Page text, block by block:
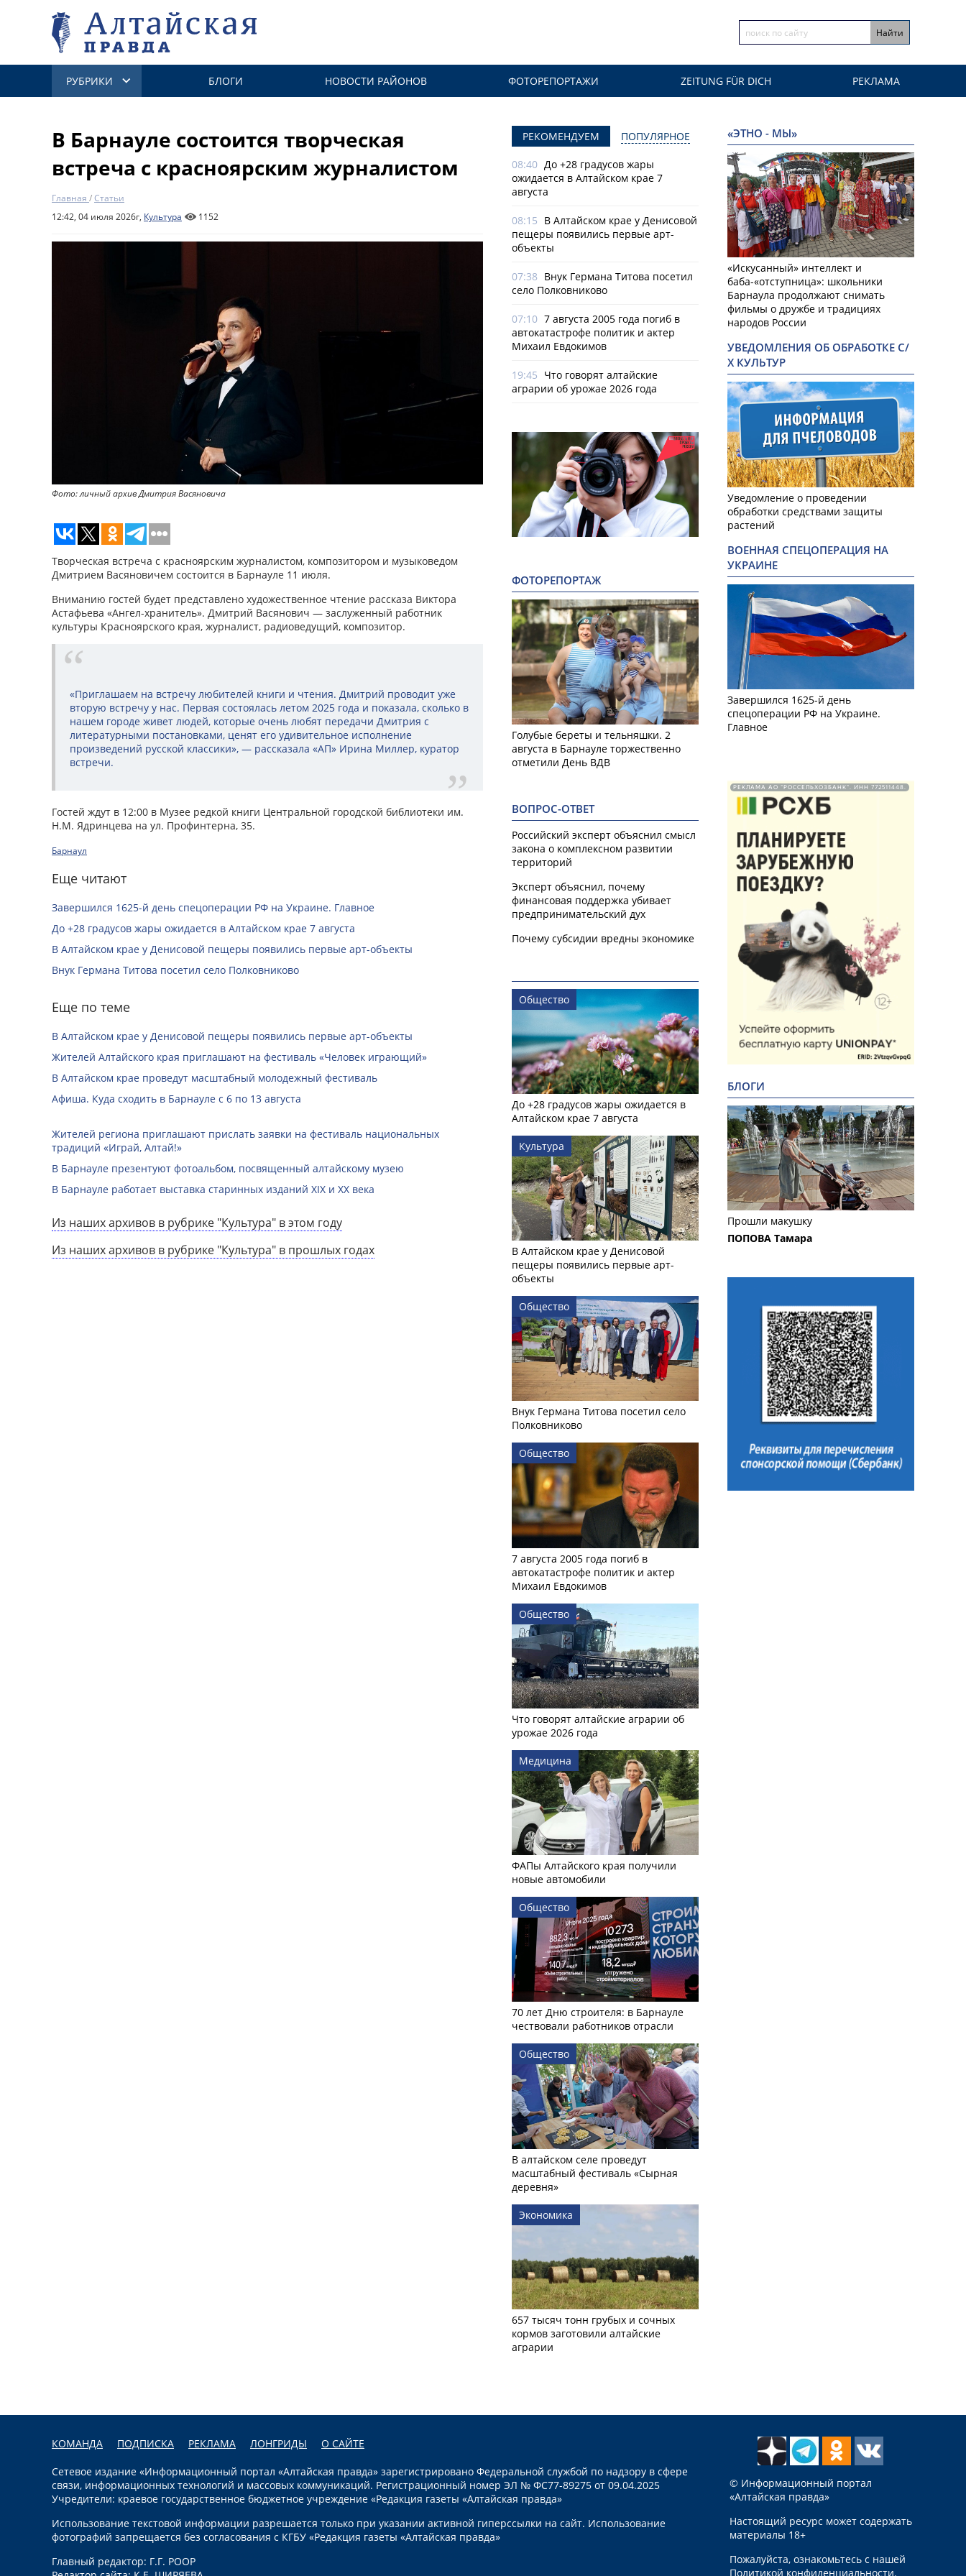
РУБРИКИ БЛОГИ НОВОСТИ РАЙОНОВ ФОТОРЕПОРТАЖИ ZEITUNG FÜR DICH РЕКЛАМА
В Барнауле состоится творческая
встреча с красноярским журналистом
Главная /Статьи
12:42, 04 июля 2026г, Культура 1152
Фото: личный архив Дмитрия Васяновича
Творческая встреча с красноярским журналистом, композитором и музыковедом
Дмитрием Васяновичем состоится в Барнауле 11 июля.
Вниманию гостей будет представлено художественное чтение рассказа Виктора
Астафьева «Ангел-хранитель». Дмитрий Васянович — заслуженный работник
культуры Красноярского края, журналист, радиоведущий, композитор.
«Приглашаем на встречу любителей книги и чтения. Дмитрий проводит уже
вторую встречу у нас. Первая состоялась летом 2025 года и показала, сколько в
нашем городе живет людей, которые очень любят передачи Дмитрия с
литературными постановками, ценят его удивительное исполнение
произведений русской классики», — рассказала «АП» Ирина Миллер, куратор
встречи.
Гостей ждут в 12:00 в Музее редкой книги Центральной городской библиотеки им.
Н.М. Ядринцева на ул. Профинтерна, 35.
Барнаул
Еще читают
Завершился 1625-й день спецоперации РФ на Украине. Главное
До +28 градусов жары ожидается в Алтайском крае 7 августа
В Алтайском крае у Денисовой пещеры появились первые арт-объекты
Внук Германа Титова посетил село Полковниково
Еще по теме
В Алтайском крае у Денисовой пещеры появились первые арт-объекты
Жителей Алтайского края приглашают на фестиваль «Человек играющий»
В Алтайском крае проведут масштабный молодежный фестиваль
Афиша. Куда сходить в Барнауле с 6 по 13 августа
Жителей региона приглашают прислать заявки на фестиваль национальных
традиций «Играй, Алтай!»
В Барнауле презентуют фотоальбом, посвященный алтайскому музею
В Барнауле работает выставка старинных изданий XIX и XX века
Из наших архивов в рубрике "Культура" в этом году
Из наших архивов в рубрике "Культура" в прошлых годах
РЕКОМЕНДУЕМ ПОПУЛЯРНОЕ
08:40 До +28 градусов жары
ожидается в Алтайском крае 7
августа
08:15 В Алтайском крае у Денисовой
пещеры появились первые арт-
объекты
07:38 Внук Германа Титова посетил
село Полковниково
07:10 7 августа 2005 года погиб в
автокатастрофе политик и актер
Михаил Евдокимов
19:45 Что говорят алтайские
аграрии об урожае 2026 года
ФОТОРЕПОРТАЖ
Голубые береты и тельняшки. 2
августа в Барнауле торжественно
отметили День ВДВ
ВОПРОС-ОТВЕТ
Российский эксперт объяснил смысл
закона о комплексном развитии
территорий
Эксперт объяснил, почему
финансовая поддержка убивает
предпринимательский дух
Почему субсидии вредны экономике
Общество
До +28 градусов жары ожидается в
Алтайском крае 7 августа
Культура
В Алтайском крае у Денисовой
пещеры появились первые арт-
объекты
Общество
Внук Германа Титова посетил село
Полковниково
Общество
7 августа 2005 года погиб в
автокатастрофе политик и актер
Михаил Евдокимов
Общество
Что говорят алтайские аграрии об
урожае 2026 года
Медицина
ФАПы Алтайского края получили
новые автомобили
Общество
70 лет Дню строителя: в Барнауле
чествовали работников отрасли
Общество
В алтайском селе проведут
масштабный фестиваль «Сырная
деревня»
Экономика
657 тысяч тонн грубых и сочных
кормов заготовили алтайские
аграрии
«ЭТНО - МЫ»
«Искусанный» интеллект и
баба-«отступница»: школьники
Барнаула продолжают снимать
фильмы о дружбе и традициях
народов России
УВЕДОМЛЕНИЯ ОБ ОБРАБОТКЕ С/
Х КУЛЬТУР
Уведомление о проведении
обработки средствами защиты
растений
ВОЕННАЯ СПЕЦОПЕРАЦИЯ НА
УКРАИНЕ
Завершился 1625-й день
спецоперации РФ на Украине.
Главное
РЕКЛАМА АО "РОССЕЛЬХОЗБАНК". ИНН 772511448.
БЛОГИ
Прошли макушку
ПОПОВА Тамара
КОМАНДА ПОДПИСКА РЕКЛАМА ЛОНГРИДЫ О САЙТЕ
Сетевое издание «Информационный портал «Алтайская правда» зарегистрировано Федеральной службой по надзору в сфере
связи, информационных технологий и массовых коммуникаций. Регистрационный номер ЭЛ № ФС77-89275 от 09.04.2025
Учредители: краевое государственное бюджетное учреждение «Редакция газеты «Алтайская правда»
Использование текстовой информации разрешается только при указании активной гиперссылки на сайт. Использование
фотографий запрещается без согласования с КГБУ «Редакция газеты «Алтайская правда»
Главный редактор: Г.Г. РООР
© Информационный портал
«Алтайская правда»
Настоящий ресурс может содержать
материалы 18+
Пожалуйста, ознакомьтесь с нашей
Политикой конфиденциальности.